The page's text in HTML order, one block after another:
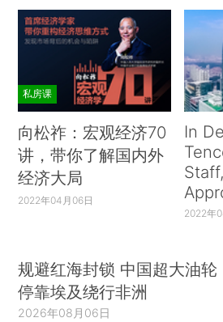
私房课
向松祚：宏观经济70
讲，带你了解国内外
经济大局
2022年04月06日
In
2022年
规避红海封锁 中国超大油轮
停靠埃及绕行非洲
2026年08月06日